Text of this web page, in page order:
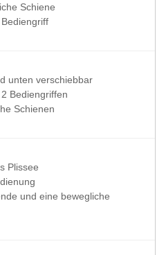
Schiene
unten verschiebbar
Bediengriffen
Schienen
Plissee
und eine bewegliche